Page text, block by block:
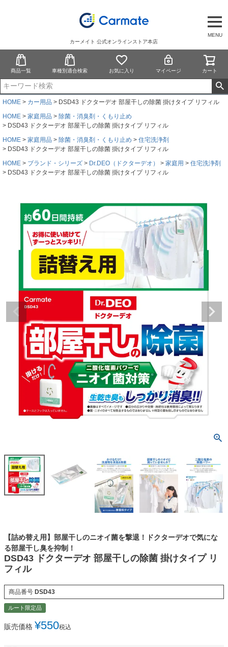
MENU
カーメイト 公式オンラインストア本店
商品一覧 車種別適合検索 お気に入り マイページ カート
HOME カー用品
DSD43 ドクターデオ 部屋干しの除菌 掛けタイプ リフィル
HOME
家庭用品
除菌・消臭剤・くもり止め
DSD43 ドクターデオ 部屋干しの除菌 掛けタイプ リフィル
HOME
家庭用品 除菌・消臭剤・くもり止め
住宅洗浄剤
DSD43 ドクターデオ 部屋干しの除菌 掛けタイプ リフィル
HOME
ブランド・シリーズ Dr.DEO（ドクターデオ） 家庭用
住宅洗浄剤
DSD43 ドクターデオ 部屋干しの除菌 掛けタイプ リフィル
【詰め替え用】部屋干しのニオイ菌を撃退！ドクターデオで気にな
る部屋干し臭を抑制！
DSD43 ドクターデオ 部屋干しの除菌 掛けタイプ リ
フィル
商品番号 DSD43
ルート限定品
販売価格 ¥550税込